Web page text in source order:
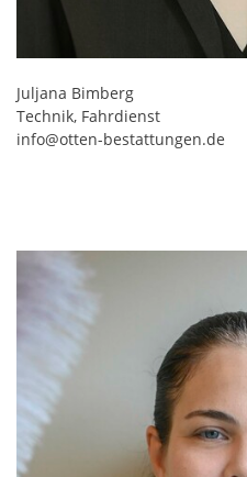
Juljana Bimberg
Technik, Fahrdienst
info@otten-bestattungen.de